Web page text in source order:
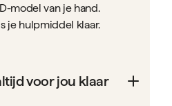
model van je hand.
je hulpmiddel klaar.
voor jou klaar